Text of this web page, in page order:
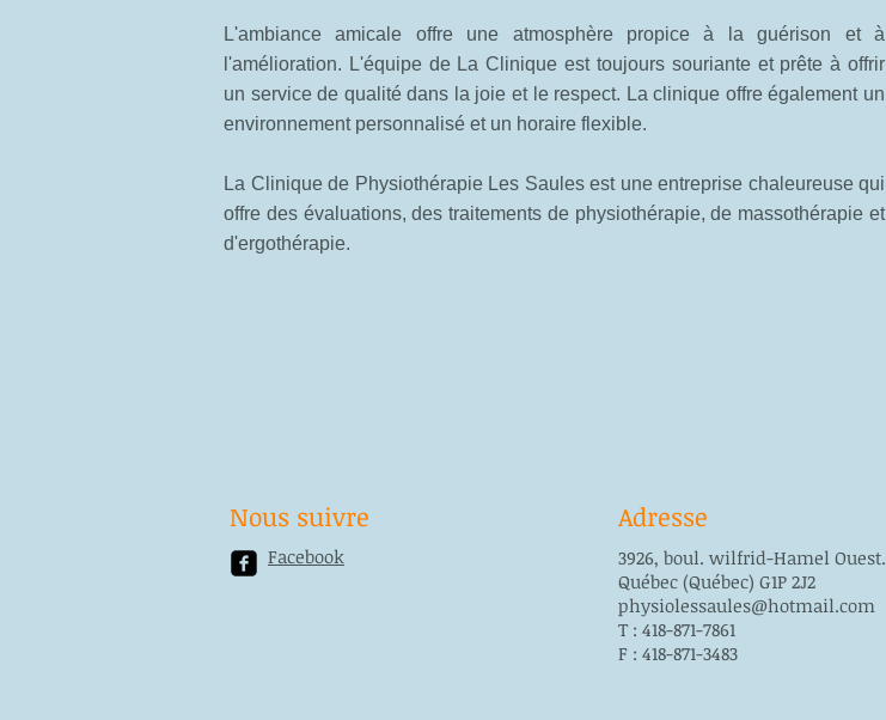
L'ambiance amicale offre une atmosphère propice à la guérison et à
l'amélioration. L'équipe de La Clinique est toujours souriante et prête à offrir
un service de qualité dans la joie et le respect. La clinique offre également un
environnement personnalisé et un horaire flexible.
La Clinique de Physiothérapie Les Saules est une entreprise chaleureuse qui
offre des évaluations, des traitements de physiothérapie, de massothérapie et
d'ergothérapie.
Nous suivre
Facebook
Adresse
3926, boul. wilfrid-Hamel Ouest.
Québec (Québec) G1P 2J2
physiolessaules@hotmail.com
T : 418-871-7861
F : 418-871-3483